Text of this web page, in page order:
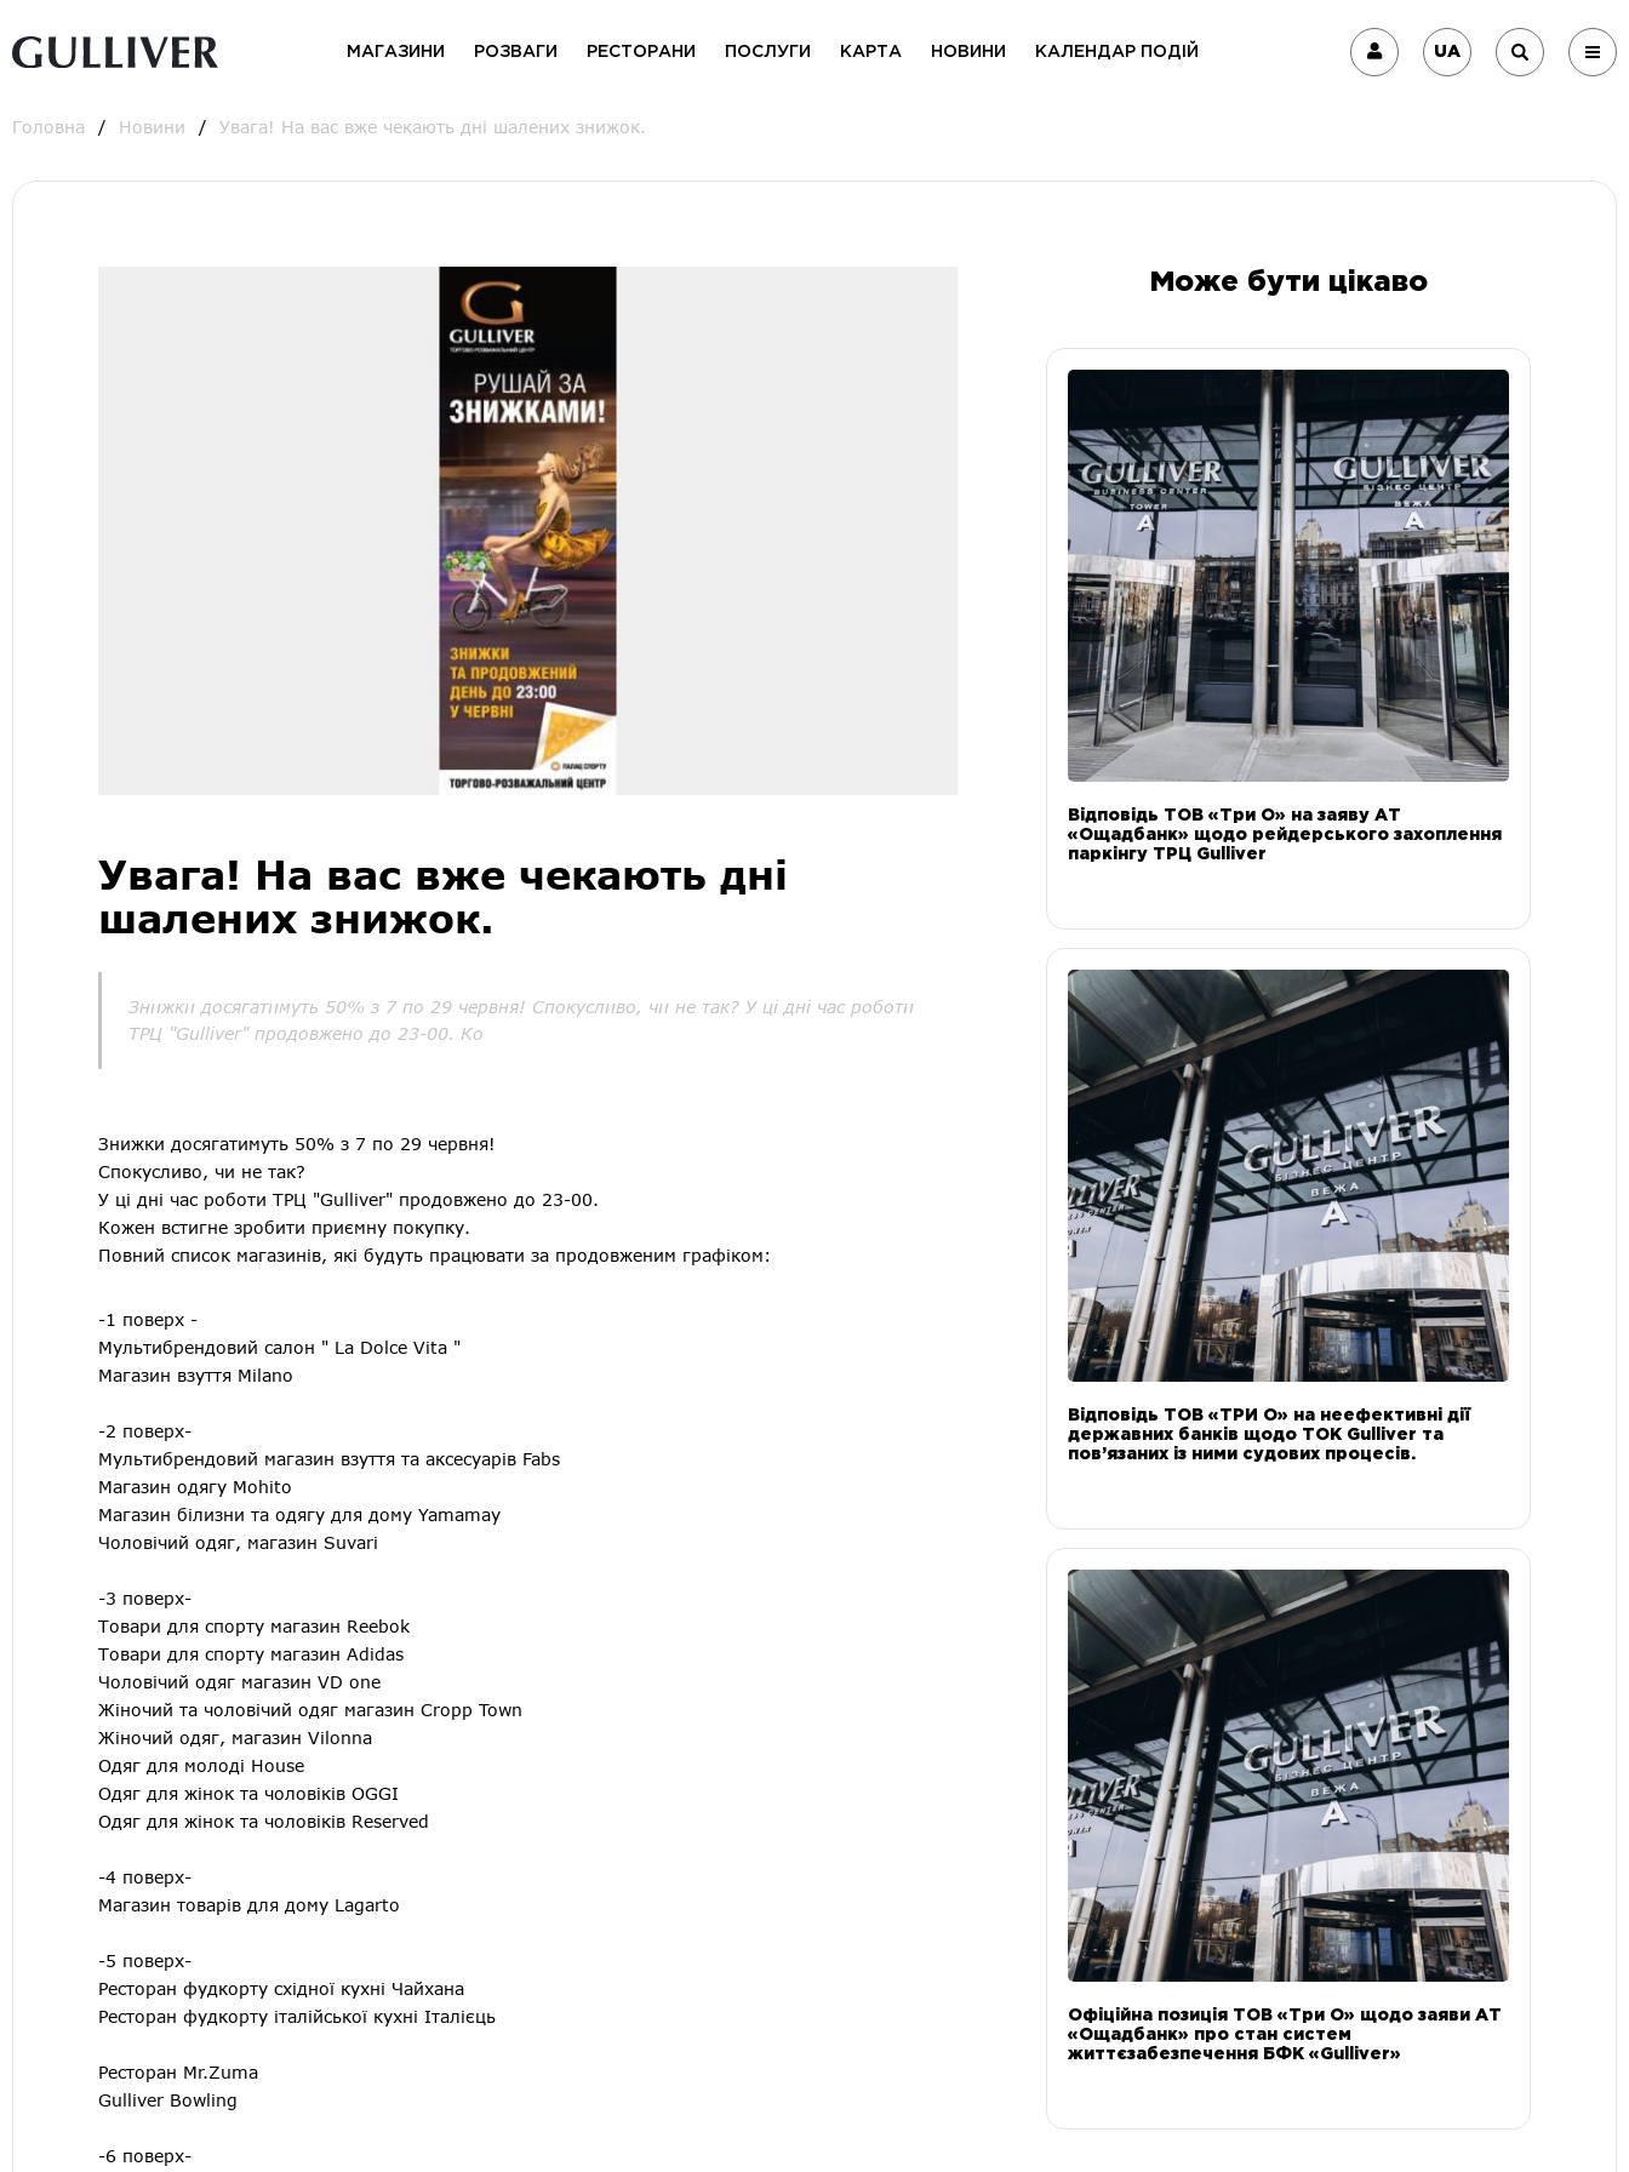
МАГАЗИНИ РОЗВАГИ РЕСТОРАНИ ПОСЛУГИ КАРТА НОВИНИ КАЛЕНДАР ПОДІЙ UA
Головна Новини Увага! На вас вже чекають дні шалених знижок.
Увага! На вас вже чекають дні
шалених знижок.
Знижки досягатимуть 50% з 7 по 29 червня! Спокусливо, чи не так? У ці дні час роботи
ТРЦ "Gulliver" продовжено до 23-00. Ко
Знижки досягатимуть 50% з 7 по 29 червня!
Спокусливо, чи не так?
У ці дні час роботи ТРЦ "Gulliver" продовжено до 23-00.
Кожен встигне зробити приємну покупку.
Повний список магазинів, які будуть працювати за продовженим графіком:
-1 поверх -
Мультибрендовий салон " La Dolce Vita "
Магазин взуття Milano
-2 поверх-
Мультибрендовий магазин взуття та аксесуарів Fabs
Магазин одягу Mohito
Магазин білизни та одягу для дому Yamamay
Чоловічий одяг, магазин Suvari
-3 поверх-
Товари для спорту магазин Reebok
Товари для спорту магазин Adidas
Чоловічий одяг магазин VD one
Жіночий та чоловічий одяг магазин Cropp Town
Жіночий одяг, магазин Vilonna
Одяг для молоді House
Одяг для жінок та чоловіків OGGI
Одяг для жінок та чоловіків Reserved
-4 поверх-
Магазин товарів для дому Lagarto
-5 поверх-
Ресторан фудкорту східної кухні Чайхана
Ресторан фудкорту італійської кухні Італієць
Ресторан Mr.Zuma
Gulliver Bowling
-6 поверх-
Може бути цікаво
Відповідь ТОВ «Три О» на заяву АТ
«Ощадбанк» щодо рейдерського захоплення
паркінгу ТРЦ Gulliver
Відповідь ТОВ «ТРИ О» на неефективні дії
державних банків щодо ТОК Gulliver та
пов’язаних із ними судових процесів.
Офіційна позиція ТОВ «Три О» щодо заяви АТ
«Ощадбанк» про стан систем
життєзабезпечення БФК «Gulliver»